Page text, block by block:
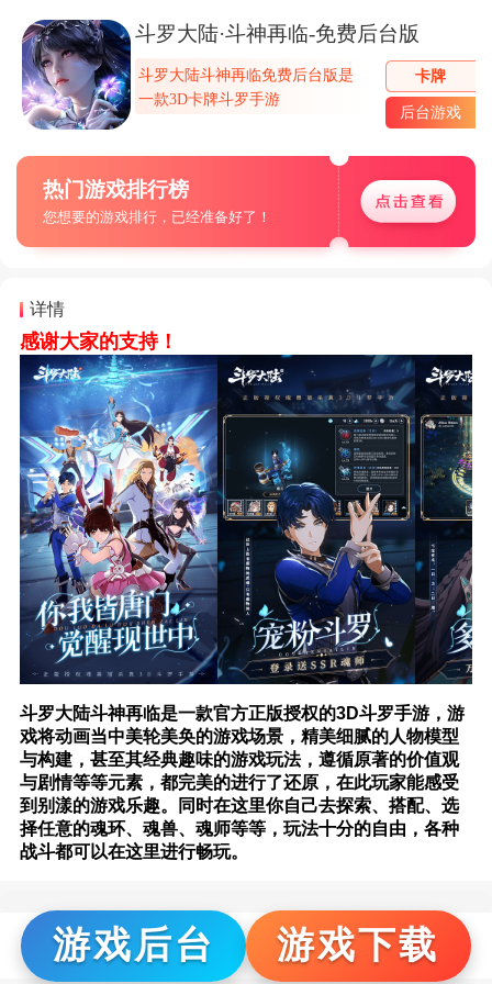
斗罗大陆·斗神再临-免费后台版
斗罗大陆斗神再临免费后台版是
一款3D卡牌斗罗手游
卡牌
后台游戏
热门游戏排行榜
您想要的游戏排行，已经准备好了！
详情
感谢大家的支持！
斗罗大陆斗神再临是一款官方正版授权的3D斗罗手游，游
戏将动画当中美轮美奂的游戏场景，精美细腻的人物模型
与构建，甚至其经典趣味的游戏玩法，遵循原著的价值观
与剧情等等元素，都完美的进行了还原，在此玩家能感受
到别漾的游戏乐趣。同时在这里你自己去探索、搭配、选
择任意的魂环、魂兽、魂师等等，玩法十分的自由，各种
战斗都可以在这里进行畅玩。
游戏后台 游戏下载